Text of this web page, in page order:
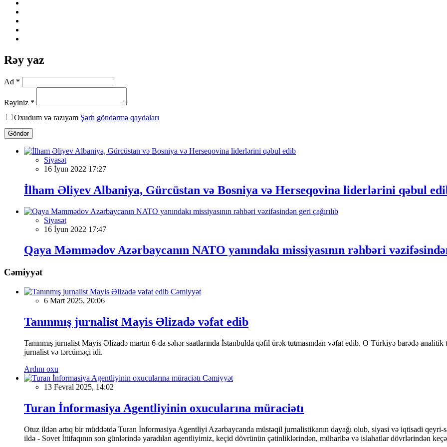
Rəy yaz
Ad *
Rəyiniz *
Oxudum və razıyam Şərh göndərmə qaydaları
Göndər
Siyasət
16 İyun 2022 17:27
İlham Əliyev Albaniya, Gürcüstan və Bosniya və Herseqovina liderlərini qəbul
Siyasət
16 İyun 2022 17:47
Qaya Məmmədov Azərbaycanın NATO yanındakı missiyasının rəhbəri
Cəmiyyət
Cəmiyyət
6 Mart 2025, 20:06
Tanınmış jurnalist Mayis Əlizadə vəfat edib
Tanınmış jurnalist Mayis Əlizadə martın 6-da səhər saatlarında İstanbulda qəfil ürək tutmasından vəfat edib. O Türkiyə barədə
jurnalist və tərcüməçi idi.
Ardını oxu
Cəmiyyət
13 Fevral 2025, 14:02
Turan İnformasiya Agentliyinin oxucularına müraciətı
Otuz ildən artıq bir müddətdə Turan İnformasiya Agentliyi Azərbaycanda müstəqil jurnalistikanın dayağı olub, siyasi və iqtisadi
ildə - Sovet İttifaqının son günlərində yaradılan agentliyimiz, keçid dövrünün çətinliklərindən, müharibə və islahatlar dövrlərindən